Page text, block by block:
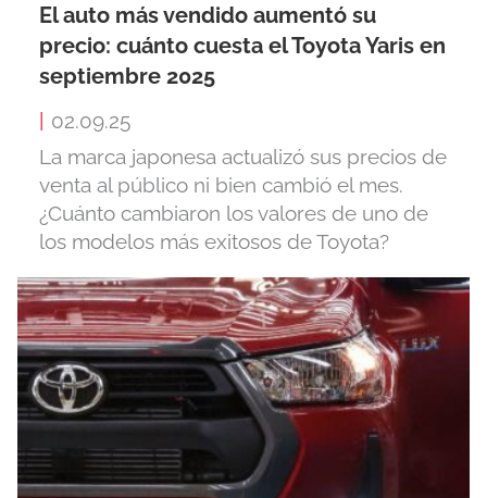
El auto más vendido aumentó su
precio: cuánto cuesta el Toyota Yaris en
septiembre 2025
02.09.25
La marca japonesa actualizó sus precios de
venta al público ni bien cambió el mes.
¿Cuánto cambiaron los valores de uno de
los modelos más exitosos de Toyota?